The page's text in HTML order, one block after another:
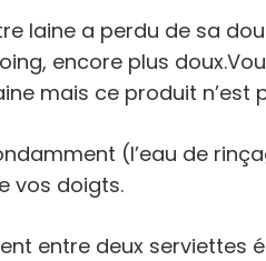
laine a perdu de sa
encore plus
mais ce produit n’est
(l’eau de
vos doigts.
entre deux serviettes